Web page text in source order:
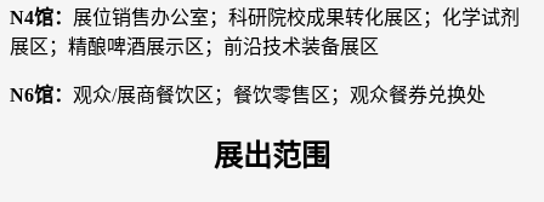
N4馆： 展位销售办公室；科研院校成果转化展区；化学试剂
展区；精酿啤酒展示区；前沿技术装备展区
N6馆： 观众/展商餐饮区；餐饮零售区；观众餐券兑换处
展出范围